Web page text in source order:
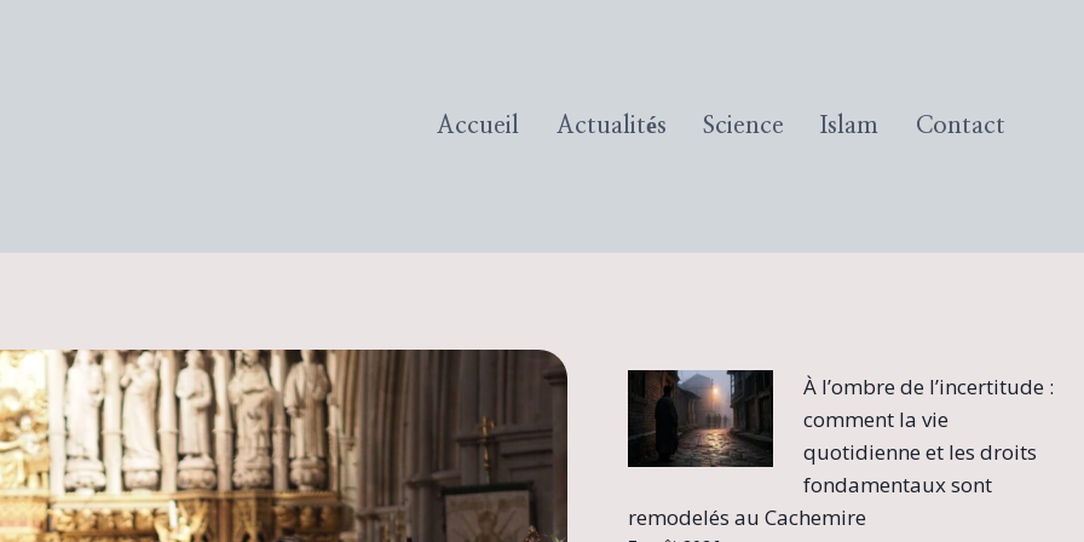
Accueil Actualités Science Islam Contact
À l’ombre de l’incertitude :
comment la vie
quotidienne et les droits
fondamentaux sont
remodelés au Cachemire